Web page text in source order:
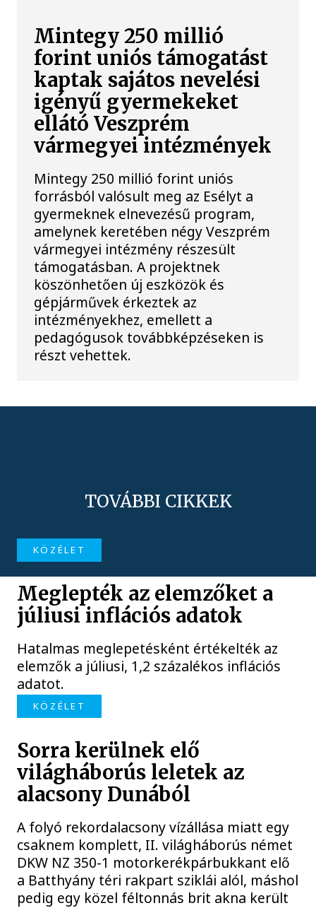
Mintegy 250 millió
forint uniós támogatást
kaptak sajátos nevelési
igényű gyermekeket
ellátó Veszprém
vármegyei intézmények
Mintegy 250 millió forint uniós
forrásból valósult meg az Esélyt a
gyermeknek elnevezésű program,
amelynek keretében négy Veszprém
vármegyei intézmény részesült
támogatásban. A projektnek
köszönhetően új eszközök és
gépjárművek érkeztek az
intézményekhez, emellett a
pedagógusok továbbképzéseken is
részt vehettek.
TOVÁBBI CIKKEK
KÖZÉLET
Meglepték az elemzőket a
júliusi inflációs adatok
Hatalmas meglepetésként értékelték az
elemzők a júliusi, 1,2 százalékos inflációs
adatot.
KÖZÉLET
Sorra kerülnek elő
világháborús leletek az
alacsony Dunából
A folyó rekordalacsony vízállása miatt egy
csaknem komplett, II. világháborús német
DKW NZ 350-1 motorkerékpárbukkant elő
a Batthyány téri rakpart sziklái alól, máshol
pedig egy közel féltonnás brit akna került